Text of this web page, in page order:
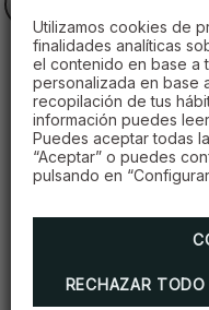
Utilizamos cookies de
finalidades analíticas
el contenido en base a
personalizada en base
recopilación de tus
información puedes
Puedes aceptar todas
“Aceptar” o puedes
pulsando en
RECHAZAR TODO